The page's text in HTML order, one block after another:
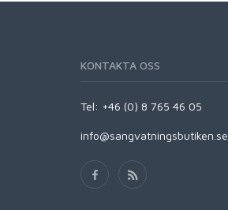
KONTAKTA OSS
Tel: +46 (0) 8 765 46 05
info@sangvatningsbutiken.se